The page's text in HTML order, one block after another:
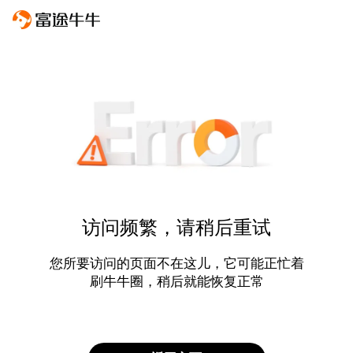
访问频繁，请稍后重试
您所要访问的页面不在这儿，它可能正忙着
刷牛牛圈，稍后就能恢复正常